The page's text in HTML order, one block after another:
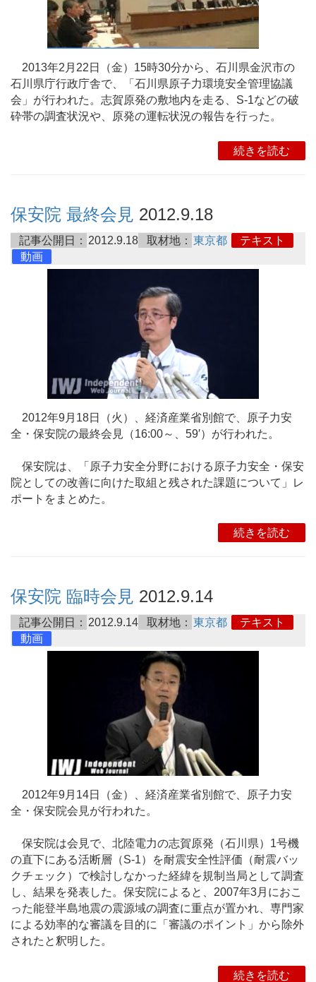
2013年2月22日（金）15時30分から、石川県金沢市の
石川県庁行政庁舎で、「石川県原子力環境安全管理協議
会」が行われた。志賀原発の敷地内を走る、S-1などの破
砕帯の調査状況や、原発の運転状況の報告を行った。
続きを読む
保安院 最終会見 2012.9.18
記事公開日： 2012.9.18 取材地： 東京都
テキスト
動画
2012年9月18日（火）、経済産業省別館で、原子力安
全・保安院の最終会見（16:00～、59′）が行われた。
保安院は、「原子力安全分野における原子力安全・保安
院としての改善に向けた取組と残された課題について」レ
ポートをまとめた。
続きを読む
保安院 臨時会見 2012.9.14
記事公開日： 2012.9.14 取材地： 東京都
テキスト
動画
2012年9月14日（金）、経済産業省別館で、原子力安
全・保安院会見が行われた。
保安院は会見で、北陸電力の志賀原発（石川県）1号機
の直下にある活断層（S-1）を耐震安全性評価（耐震バッ
クチェック）で検討しなかった経緯を規制当局として調査
し、結果を発表した。保安院によると、2007年3月におこ
った能登半島地震の震源域の調査に重点が置かれ、専門家
による効率的な審議を目的に「審議のポイント」から除外
されたと釈明した。
続きを読む